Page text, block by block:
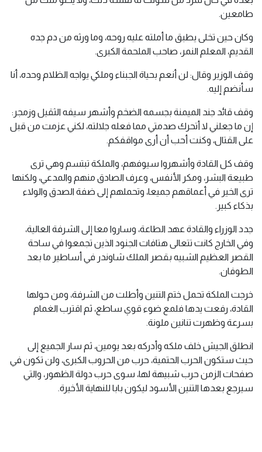
طامعين.
وكان حين تخلى يطبق ما أملته عليه روحه، وما ورثه من دم جده
القديم، المعلم النمر، صاحب الملحمة الكبرى.
وقف الوزير وقال: لن أنعم بحياة الجبناء وملكي يواجه الظلام وحده، أنا
سأنضم إليه.
وقف قائد جند الميمنة بجسمه الضخم وأشهر سيفه الثقيل وزمجر:
إن ما جعلني لا أتحرك صدمتي مما فعله جلالته، لكني عزمت من قبل
على القتال، وكنت أحب أن أرى مواقفكم.
وقف كل القادة وأشهروا سيوفهم، والملكة تبتسم وهي ترى
طبيعة البشر، ومكر الأنفس، وعرف الصادق منهم والمدعي، ولكنها
ترى الخير في أعماقهم جميعا، وتحملهم إلى ضفة الصدق والولاء
بذكاء كبير.
جدد الوزراء والقادة عهد الطاعة، وساروا معا إلى الشرفة العالية،
وفي الخارج كانت تتعالى هتافات الجنود الذين تجمعوا في ساحة
القصر العظيم الشبيه بقصر الملك شاوندر في أساطير ما بعد
الطوفان.
خرجت الملكة تحمل ختم التنين وأطلت من الشرفة، ومن حولها
القادة، رفعت يدها فلمع ضوء قوي ساطع، ثم اقترب الغمام
بسرعة وظهرت تنانين ملونة.
انطلق الجيش خلف ملكه وأدركه بعد يومين، ثم سار الجميع إلى
حيث ستكون الحرب الحتمية، حرب من الحروب الكبرى، ولن تكون في
صفحات الزمن حرب شبيهة لها، سوى حرب دولة الظهور، والتي
سيرجع بعدها التنين الأسود ليكون بابا للنهاية الأخيرة.